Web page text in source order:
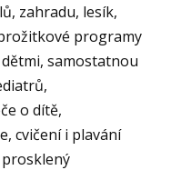
zahradu, lesík,
programy
samostatnou
o dítě,
cvičení i plavání